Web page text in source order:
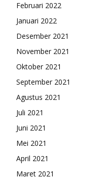
Februari 2022
Januari 2022
Desember 2021
November 2021
Oktober 2021
September 2021
Agustus 2021
Juli 2021
Juni 2021
Mei 2021
April 2021
Maret 2021